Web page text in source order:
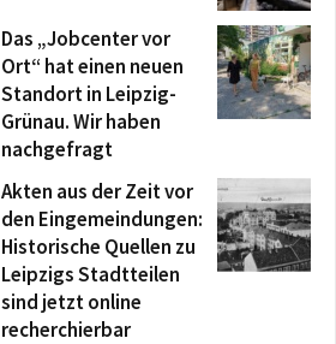
Das „Jobcenter vor
Ort“ hat einen neuen
Standort in Leipzig-
Grünau. Wir haben
nachgefragt
Akten aus der Zeit vor
den Eingemeindungen:
Historische Quellen zu
Leipzigs Stadtteilen
sind jetzt online
recherchierbar